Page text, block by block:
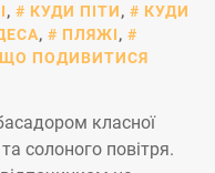
, КУДИ ПІТИ,
КУДИ
, ПЛЯЖІ,
ЩО ПОДИВИТИСЯ
класної
солоного повітря.